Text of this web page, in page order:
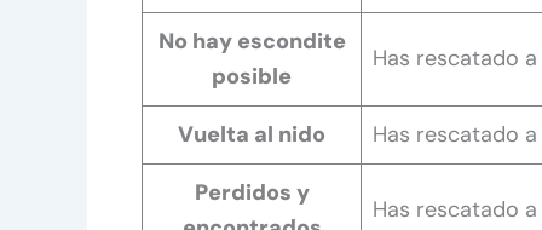
No hay escondite
posible
Has rescatado
Vuelta al nido
Has rescatado
Perdidos y
Has rescatado